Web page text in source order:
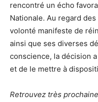
rencontré un écho
Nationale. Au regard
volonté manifeste de
ainsi que ses diverses
conscience, la décision
et de le mettre à
Retrouvez très